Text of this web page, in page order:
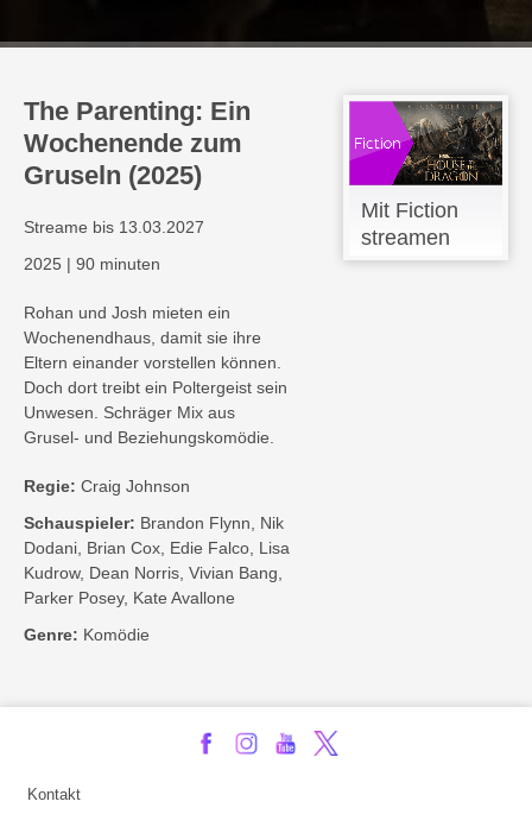
The Parenting: Ein
Wochenende zum
Gruseln (2025)
Streame bis 13.03.2027
2025 | 90 minuten
Rohan und Josh mieten ein
Wochenendhaus, damit sie ihre
Eltern einander vorstellen können.
Doch dort treibt ein Poltergeist sein
Unwesen. Schräger Mix aus
Grusel- und Beziehungskomödie.
Regie: Craig Johnson
Schauspieler: Brandon Flynn, Nik
Dodani, Brian Cox, Edie Falco, Lisa
Kudrow, Dean Norris, Vivian Bang,
Parker Posey, Kate Avallone
Genre: Komödie
Mit Fiction
streamen
Kontakt